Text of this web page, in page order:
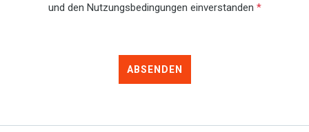
und den Nutzungsbedingungen einverstanden *
ABSENDEN